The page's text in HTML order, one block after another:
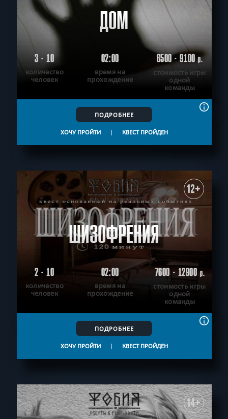
ДОМ
3 - 10
количество
человек
02:00
время на
прохождение
6500 - 9100р.
стоимость игры
одной
команды
ПОДРОБНЕЕ
ХОЧУ ПРОЙТИ | КВЕСТ ПРОЙДЕН
12+
ШИЗОФРЕНИЯ
2 - 10
количество
человек
02:00
время на
прохождение
7600 - 12900р.
стоимость игры
одной
команды
ПОДРОБНЕЕ
ХОЧУ ПРОЙТИ | КВЕСТ ПРОЙДЕН
14+